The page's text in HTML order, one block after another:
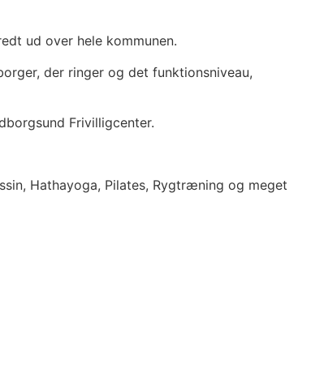
ud over hele kommunen.
der ringer og det funktionsniveau,
Frivilligcenter.
Hathayoga, Pilates, Rygtræning og meget